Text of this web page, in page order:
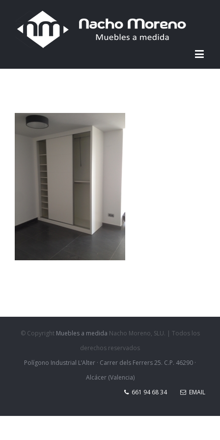
© Copyright Muebles a medida Nacho Moreno, SLU. | Todos los
derechos reservados
Polígono Industrial L’Alter · Carrer dels Ferrers 25. C.P. 46290 ·
Alcácer (Valencia)
661 94 68 34
EMAIL